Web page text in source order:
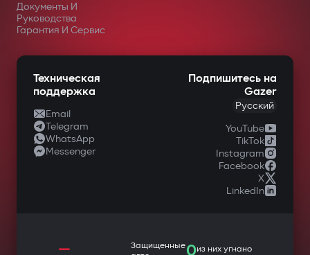
Документы И
Руководства
Гарантия И Сервис
Техническая
поддержка
Email
Telegram
WhatsApp
Messenger
Подпишитесь на
Gazer
Русский
YouTube
TikTok
Instagram
Facebook
X
LinkedIn
—
Защищенные0из них угнано